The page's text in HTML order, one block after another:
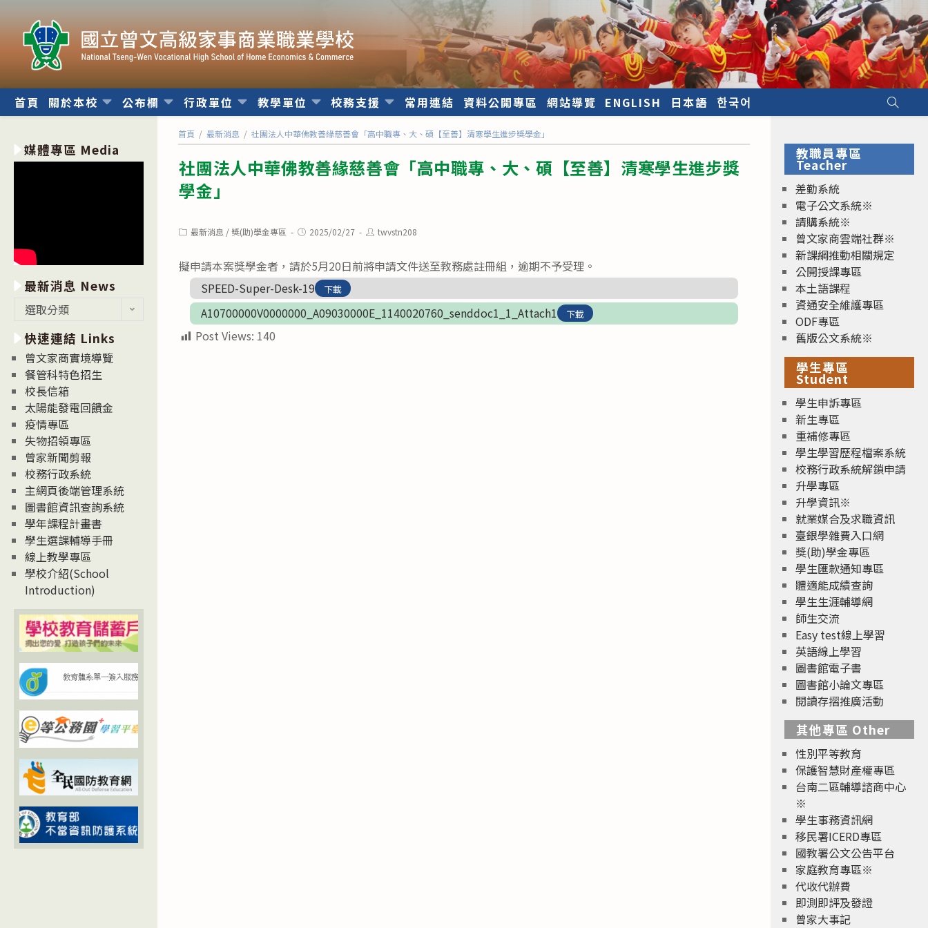
內
首頁 關於本校 公布欄 行政單位 教學單位 校務支援 常用連結 資料公開專區 網站導覽 ENGLISH 日本語 한국어
首頁 / 最新消息 / 社團法人中華佛教善緣慈善會「高中職專、大、碩【至善】清寒學生進步獎學金」
社團法人中華佛教善緣慈善會「高中職專、大、碩【至善】清寒學生進步獎
學金」
Post最新消息 / 獎(助)學金專區
Post2025/02/27
Posttwvstn208
擬申請本案獎學金者，請於5月20日前將申請文件送至教務處註冊組，逾期不予受理。
SPEED-Super-Desk-19
下載
A10700000V0000000_A09030000E_1140020760_senddoc1_1_Attach1 下載
Post Views: 140
媒體專區 Media
最新消息 News
消
息
News
選取分類
快速連結 Links
曾文家商實境導覽
餐管科特色招生
校長信箱
太陽能發電回饋金
疫情專區
失物招領專區
曾家新聞剪報
校務行政系統
主網頁後端管理系統
圖書館資訊查詢系統
學年課程計畫書
學生選課輔導手冊
線上教學專區
學校介紹(School
Introduction)
教職員專區
Teacher
差勤系統
電子公文系統※
請購系統※
曾文家商雲端社群※
新課綱推動相關規定
公開授課專區
本土語課程
資通安全維護專區
ODF專區
舊版公文系統※
學生專區
Student
學生申訴專區
新生專區
重補修專區
學生學習歷程檔案系統
校務行政系統解鎖申請
升學專區
升學資訊※
就業媒合及求職資訊
臺銀學雜費入口網
獎(助)學金專區
學生匯款通知專區
體適能成績查詢
學生生涯輔導網
師生交流
Easy test線上學習
英語線上學習
圖書館電子書
圖書館小論文專區
閱讀存摺推廣活動
其他專區 Other
性別平等教育
保護智慧財產權專區
台南二區輔導諮商中心
※
學生事務資訊網
移民署ICERD專區
國教署公文公告平台
家庭教育專區※
代收代辦費
即測即評及發證
曾家大事記